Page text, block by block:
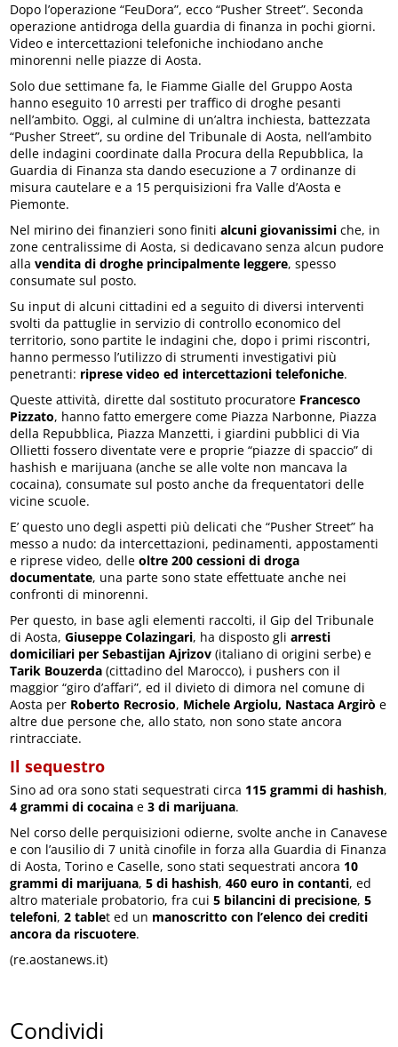
Dopo l’operazione “FeuDora”, ecco “Pusher Street”. Seconda
operazione antidroga della guardia di finanza in pochi giorni.
Video e intercettazioni telefoniche inchiodano anche
minorenni nelle piazze di Aosta.
Solo due settimane fa, le Fiamme Gialle del Gruppo Aosta
hanno eseguito 10 arresti per traffico di droghe pesanti
nell’ambito. Oggi, al culmine di un’altra inchiesta, battezzata
“Pusher Street”, su ordine del Tribunale di Aosta, nell’ambito
delle indagini coordinate dalla Procura della Repubblica, la
Guardia di Finanza sta dando esecuzione a 7 ordinanze di
misura cautelare e a 15 perquisizioni fra Valle d’Aosta e
Piemonte.
Nel mirino dei finanzieri sono finitialcuni giovanissimi che, in
zone centralissime di Aosta, si dedicavano senza alcun pudore
allavendita di droghe principalmente leggere, spesso
consumate sul posto.
Su input di alcuni cittadini ed a seguito di diversi interventi
svolti da pattuglie in servizio di controllo economico del
territorio, sono partite le indagini che, dopo i primi riscontri,
hanno permesso l’utilizzo di strumenti investigativi più
penetranti: riprese video ed intercettazioni telefoniche.
Queste attività, dirette dal sostituto procuratore Francesco
Pizzato, hanno fatto emergere come Piazza Narbonne, Piazza
della Repubblica, Piazza Manzetti, i giardini pubblici di Via
Ollietti fossero diventate vere e proprie “piazze di spaccio” di
hashish e marijuana (anche se alle volte non mancava la
cocaina), consumate sul posto anche da frequentatori delle
vicine scuole.
E’ questo uno degli aspetti più delicati che “Pusher Street” ha
messo a nudo: da intercettazioni, pedinamenti, appostamenti
e riprese video, delleoltre 200 cessioni di droga
documentate, una parte sono state effettuate anche nei
confronti di minorenni.
Per questo, in base agli elementi raccolti, il Gip del Tribunale
di Aosta,Giuseppe Colazingari, ha disposto gliarresti
domiciliari per Sebastijan Ajrizov(italiano di origini serbe) e
Tarik Bouzerda (cittadino del Marocco), i pushers con il
maggior “giro d’affari”, ed il divieto di dimora nel comune di
Aosta per Roberto Recrosio, Michele Argiolu, Nastaca Argirò e
altre due persone che, allo stato, non sono state ancora
rintracciate.
Il sequestro
Sino ad ora sono stati sequestrati circa 115 grammi di hashish,
4 grammi di cocaina e3 di marijuana.
Nel corso delle perquisizioni odierne, svolte anche in Canavese
e con l’ausilio di 7 unità cinofile in forza alla Guardia di Finanza
di Aosta, Torino e Caselle, sono stati sequestrati ancora 10
grammi di marijuana,5 di hashish,460 euro in contanti, ed
altro materiale probatorio, fra cui5 bilancini di precisione,5
telefoni, 2 tablet ed un manoscritto con l’elenco dei crediti
ancora da riscuotere.
(re.aostanews.it)
Condividi